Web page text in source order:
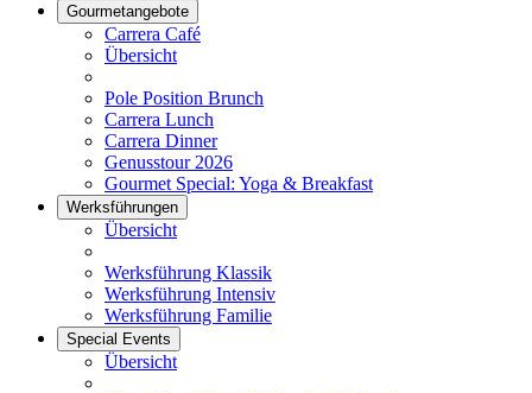
Gourmetangebote
Carrera Café
Übersicht
Pole Position Brunch
Carrera Lunch
Carrera Dinner
Genusstour 2026
Gourmet Special: Yoga & Breakfast
Werksführungen
Übersicht
Werksführung Klassik
Werksführung Intensiv
Werksführung Familie
Special Events
Übersicht